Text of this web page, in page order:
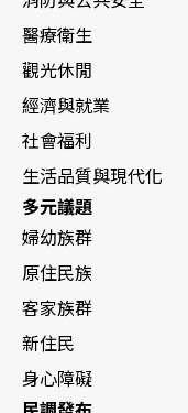
醫療衛生
觀光休閒
經濟與就業
社會福利
生活品質與現代化
多元議題
婦幼族群
原住民族
客家族群
新住民
身心障礙